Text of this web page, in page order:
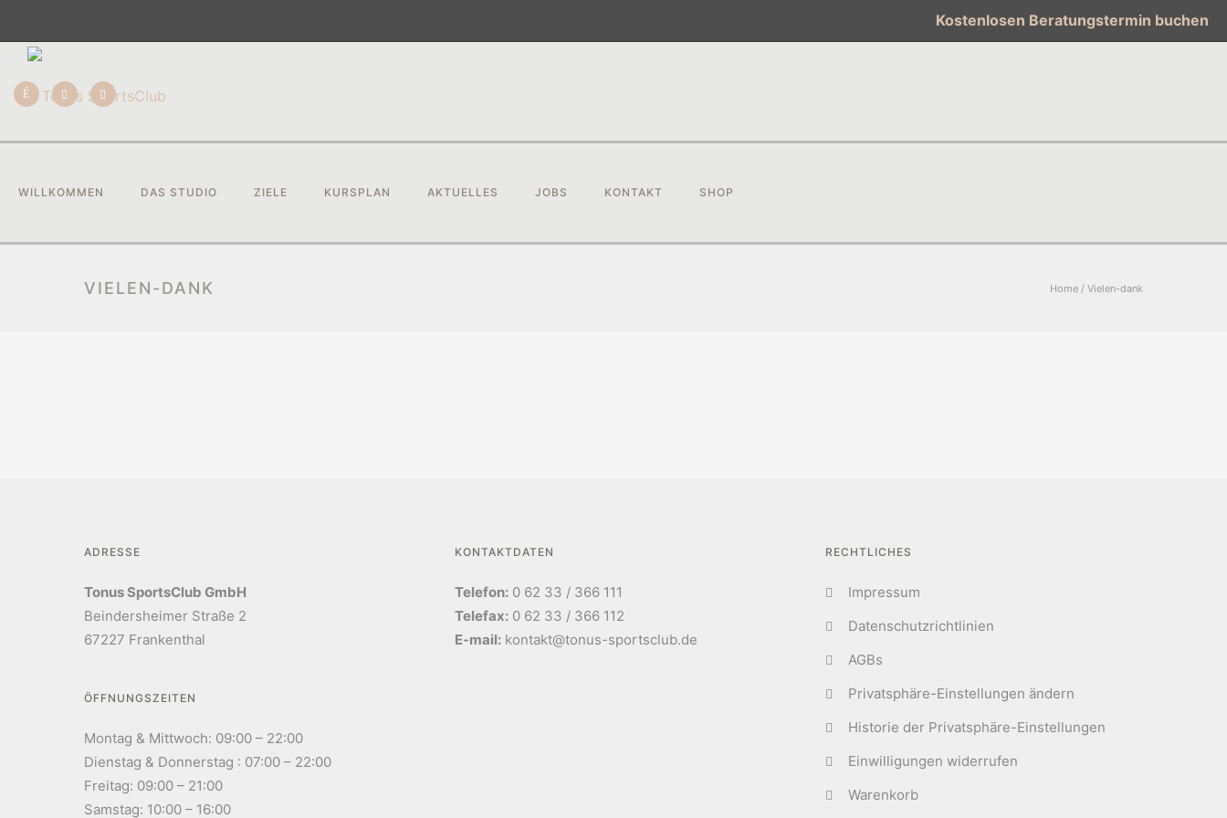
Kostenlosen Beratungstermin buchen
WILLKOMMEN DAS STUDIO ZIELE KURSPLAN AKTUELLES JOBS KONTAKT SHOP
VIELEN-DANK Home / Vielen-dank
ADRESSE
Tonus SportsClub GmbH
Beindersheimer Straße 2
67227 Frankenthal
ÖFFNUNGSZEITEN
Montag & Mittwoch: 09:00 – 22:00
Dienstag & Donnerstag : 07:00 – 22:00
Freitag: 09:00 – 21:00
Samstag: 10:00 – 16:00
KONTAKTDATEN
Telefon: 0 62 33 / 366 111
Telefax: 0 62 33 / 366 112
E-mail: kontakt@tonus-sportsclub.de
RECHTLICHES
Impressum
Datenschutzrichtlinien
AGBs
Privatsphäre-Einstellungen ändern
Historie der Privatsphäre-Einstellungen
Einwilligungen widerrufen
Warenkorb